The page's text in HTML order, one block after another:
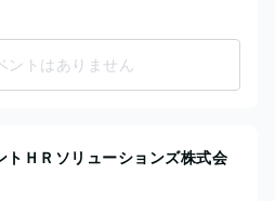
ントはありません
トＨＲソリューションズ株式会